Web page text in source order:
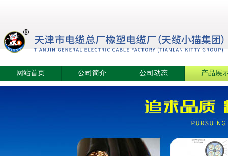
网站首页 公司简介 公司动态 产品展